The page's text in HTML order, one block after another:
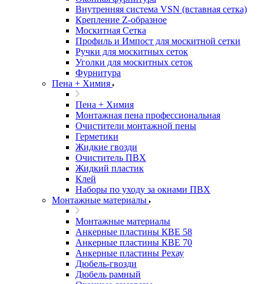
Внутренняя система VSN (вставная сетка)
Крепление Z-образное
Москитная Сетка
Профиль и Импост для москитной сетки
Ручки для москитных сеток
Уголки для москитных сеток
Фурнитура
Пена + Химия
Пена + Химия
Монтажная пена профессиональная
Очистители монтажной пены
Герметики
Жидкие гвозди
Очиститель ПВХ
Жидкий пластик
Клей
Наборы по уходу за окнами ПВХ
Монтажные материалы
Монтажные материалы
Анкерные пластины КВЕ 58
Анкерные пластины КВЕ 70
Анкерные пластины Рехау
Дюбель-гвозди
Дюбель рамный